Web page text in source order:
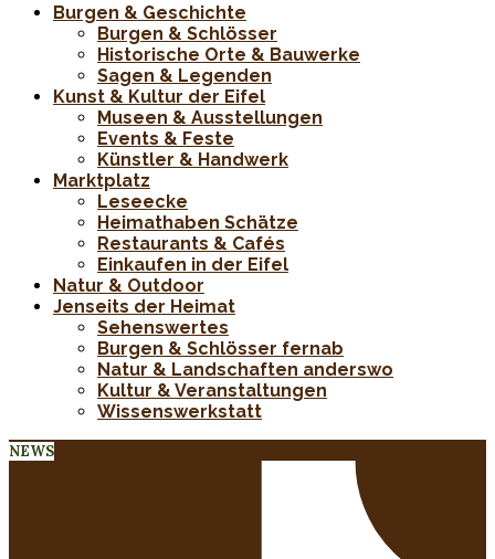
Burgen & Geschichte
Burgen & Schlösser
Historische Orte & Bauwerke
Sagen & Legenden
Kunst & Kultur der Eifel
Museen & Ausstellungen
Events & Feste
Künstler & Handwerk
Marktplatz
Leseecke
Heimathaben Schätze
Restaurants & Cafés
Einkaufen in der Eifel
Natur & Outdoor
Jenseits der Heimat
Sehenswertes
Burgen & Schlösser fernab
Natur & Landschaften anderswo
Kultur & Veranstaltungen
Wissenswerkstatt
NEWS